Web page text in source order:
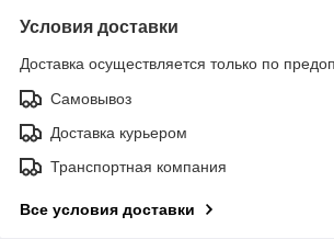
Условия доставки
Доставка осуществляется только по
Самовывоз
Доставка курьером
Транспортная компания
Все условия доставки